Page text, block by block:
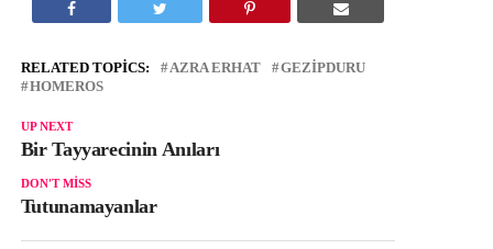
RELATED TOPICS: AZRA ERHAT
GEZIPDURU
HOMEROS
UP NEXT
Bir Tayyarecinin Anıları
DON'T MISS
Tutunamayanlar